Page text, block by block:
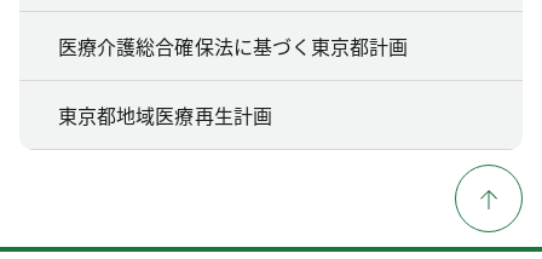
医療介護総合確保法に基づく東京都計画
東京都地域医療再生計画